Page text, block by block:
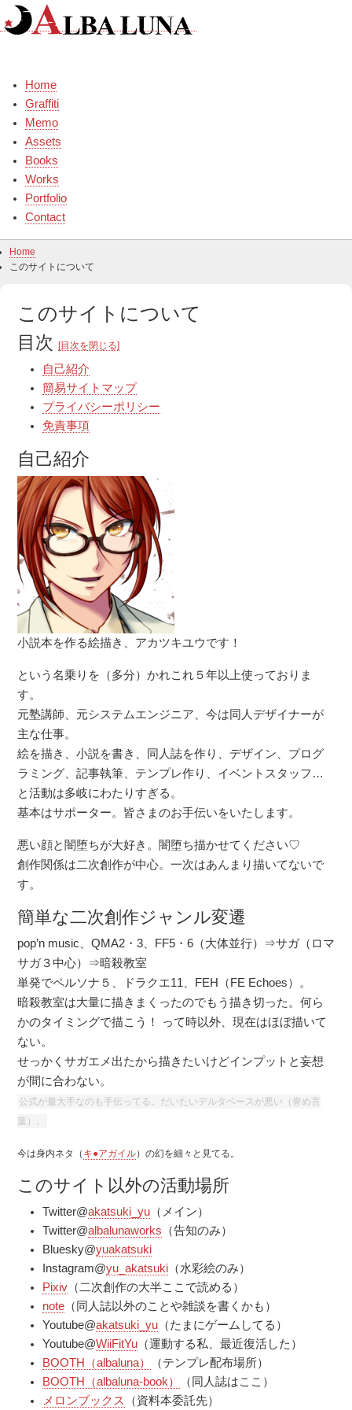
Skip
to
Home
Graffiti
Memo
Assets
Books
Works
Portfolio
Contact
Home
このサイトについて
このサイトについて
目次 [目次を閉じる]
自己紹介
簡易サイトマップ
プライバシーポリシー
免責事項
自己紹介
小説本を作る絵描き、アカツキユウです！
という名乗りを（多分）かれこれ５年以上使っておりま
す。
元塾講師、元システムエンジニア、今は同人デザイナーが
主な仕事。
絵を描き、小説を書き、同人誌を作り、デザイン、プログ
ラミング、記事執筆、テンプレ作り、イベントスタッフ…
と活動は多岐にわたりすぎる。
基本はサポーター。皆さまのお手伝いをいたします。
悪い顔と闇堕ちが大好き。闇堕ち描かせてください♡
創作関係は二次創作が中心。一次はあんまり描いてないで
す。
簡単な二次創作ジャンル変遷
pop’n music、QMA2・3、FF5・6（大体並行）⇒サガ（ロマ
サガ３中心）⇒暗殺教室
単発でペルソナ５、ドラクエ11、FEH（FE Echoes）。
暗殺教室は大量に描きまくったのでもう描き切った。何ら
かのタイミングで描こう！ って時以外、現在はほぼ描いて
ない。
せっかくサガエメ出たから描きたいけどインプットと妄想
が間に合わない。
公式が最大手なのも手伝ってる。だいたいデルタベースが悪い（誉め言
葉）。
今は身内ネタ（ キ●アガイル）の幻を細々と見てる。
このサイト以外の活動場所
Twitter@akatsuki_yu （メイン）
Twitter@albalunaworks （告知のみ）
Bluesky@yuakatsuki
Instagram@yu_akatsuki （水彩絵のみ）
Pixiv （二次創作の大半ここで読める）
note （同人誌以外のことや雑談を書くかも）
Youtube@akatsuki_yu （たまにゲームしてる）
Youtube@WiiFitYu （運動する私、最近復活した）
BOOTH（albaluna）
（テンプレ配布場所）
BOOTH（albaluna-book）
（同人誌はここ）
メロンブックス
（資料本委託先）